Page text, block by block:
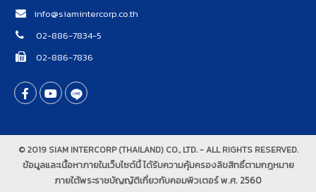
info@siamintercorp.co.th
02-886-7834-5
02-886-7836
© 2019 SIAM INTERCORP (THAILAND) CO., LTD. - ALL RIGHTS RESERVED.
ข้อมูลและเนื้อหาภายในเว็บไซต์นี้ ได้รับความคุ้มครองลิขสิทธิ์ตามกฎหมาย
ภายใต้พระราชบัญญัติเกี่ยวกับคอมพิวเตอร์ พ.ศ. 2560